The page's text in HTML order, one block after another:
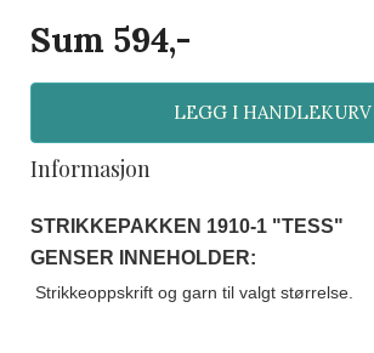
Sum 594,-
LEGG I HANDLEKURV
Informasjon
STRIKKEPAKKEN 1910-1 "TESS"
GENSER INNEHOLDER:
Strikkeoppskrift og garn til valgt størrelse.